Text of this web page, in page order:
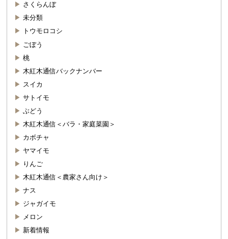
さくらんぼ
未分類
トウモロコシ
ごぼう
桃
木紅木通信バックナンバー
スイカ
サトイモ
ぶどう
木紅木通信＜バラ・家庭菜園＞
カボチャ
ヤマイモ
りんご
木紅木通信＜農家さん向け＞
ナス
ジャガイモ
メロン
新着情報